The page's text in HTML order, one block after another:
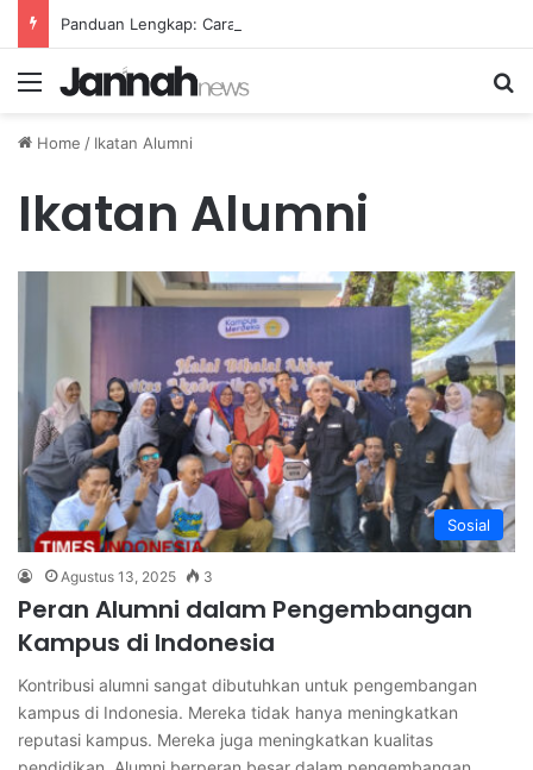
Menu
Home / Ikatan Alumni
Ikatan Alumni
Sosial
Agustus 13, 2025 3
Peran Alumni dalam Pengembangan
Kampus di Indonesia
Kontribusi alumni sangat dibutuhkan untuk pengembangan
kampus di Indonesia. Mereka tidak hanya meningkatkan
reputasi kampus. Mereka juga meningkatkan kualitas